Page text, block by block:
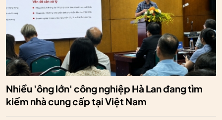
Nhiều 'ông lớn' công nghiệp Hà Lan đang tìm
kiếm nhà cung cấp tại Việt Nam